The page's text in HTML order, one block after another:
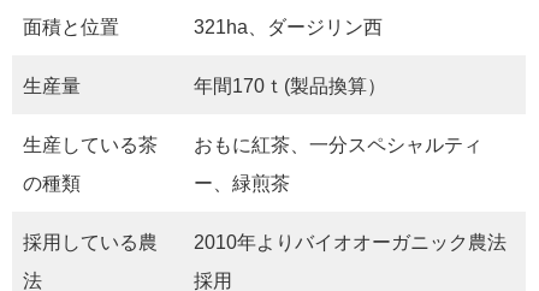
面積と位置 321ha、ダージリン西
生産量 年間170ｔ(製品換算）
生産している茶
の種類
おもに紅茶、一分スペシャルティ
ー、緑煎茶
採用している農
法
2010年よりバイオオーガニック農法
採用